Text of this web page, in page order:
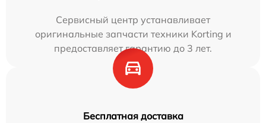
Сервисный центр устанавливает
оригинальные запчасти техники Korting и
предоставляет гарантию до 3 лет.
Бесплатная доставка